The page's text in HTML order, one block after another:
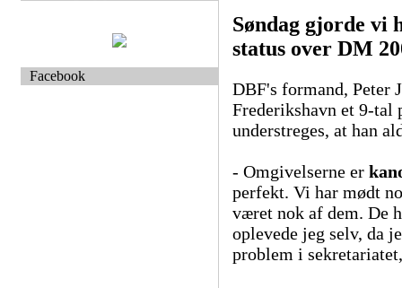
Facebook
Søndag gjorde vi
status over DM
DBF's formand, Peter
Frederikshavn et 9-tal
understreges, at han
- Omgivelserne er
perfekt. Vi har mødt
været nok af dem. De
oplevede jeg selv, da
problem i